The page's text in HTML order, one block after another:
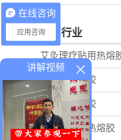
医用行业
艾灸理疗贴用热熔
膏药用热熔胶
足贴用热熔胶
蒸汽眼罩用热熔胶
讲解视频
在线咨询
应用咨询